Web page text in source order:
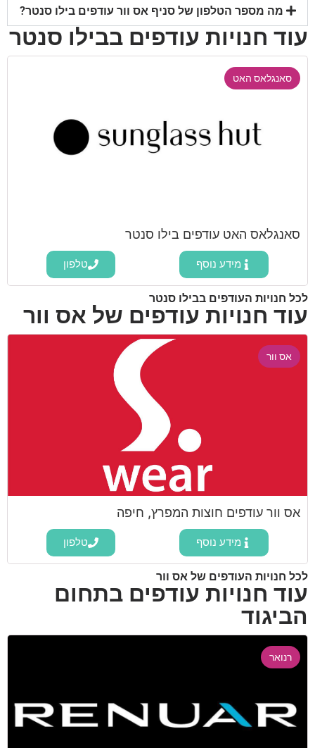
מה מספר הטלפון של סניף אס וור עודפים בילו סנטר?
עוד חנויות עודפים בבילו סנטר
סאנגלאס האט
סאנגלאס האט עודפים בילו סנטר
מידע נוסף טלפון
לכל חנויות העודפים בבילו סנטר
עוד חנויות עודפים של אס וור
אס וור
אס וור עודפים חוצות המפרץ, חיפה
מידע נוסף טלפון
לכל חנויות העודפים של אס וור
עוד חנויות עודפים בתחום
הביגוד
רנואר